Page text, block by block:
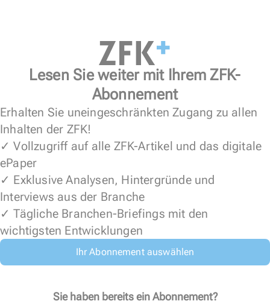
Lesen Sie weiter mit Ihrem ZFK-
Abonnement
Erhalten Sie uneingeschränkten Zugang zu allen
Inhalten der ZFK!
✓ Vollzugriff auf alle ZFK-Artikel und das digitale
ePaper
✓ Exklusive Analysen, Hintergründe und
Interviews aus der Branche
✓ Tägliche Branchen-Briefings mit den
wichtigsten Entwicklungen
Ihr Abonnement auswählen
Sie haben bereits ein Abonnement?